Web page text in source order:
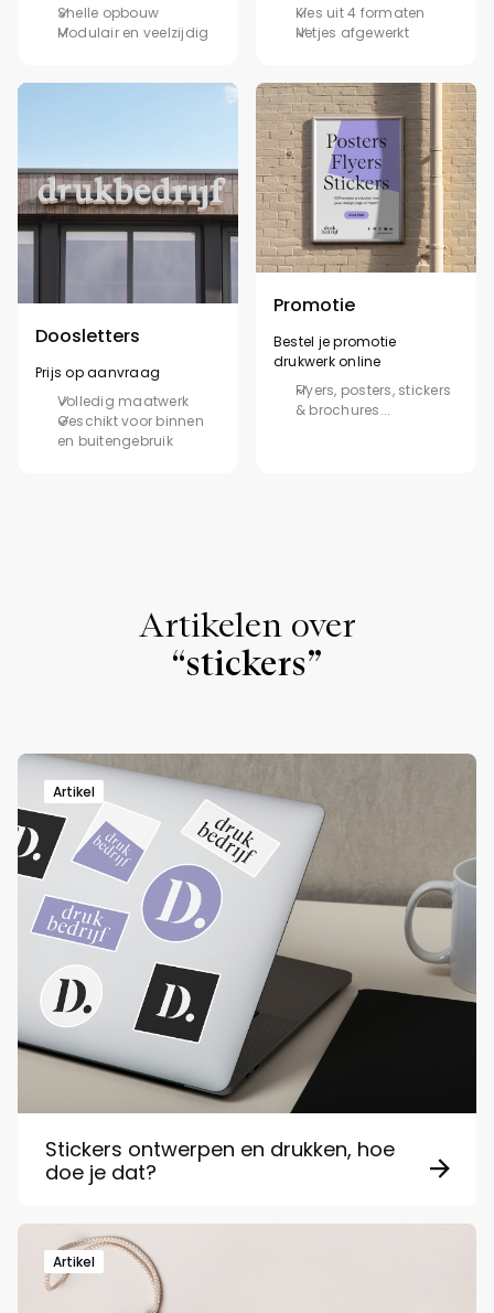
Snelle opbouw
Modulair en veelzijdig
Kies uit 4 formaten
Netjes afgewerkt
Doosletters
Prijs op aanvraag
Volledig maatwerk
Geschikt voor binnen
en buitengebruik
Promotie
Bestel je promotie
drukwerk online
Flyers, posters, stickers
& brochures...
Artikelen over
“stickers”
Stickers ontwerpen en drukken, hoe
doe je dat?
Artikel
Artikel